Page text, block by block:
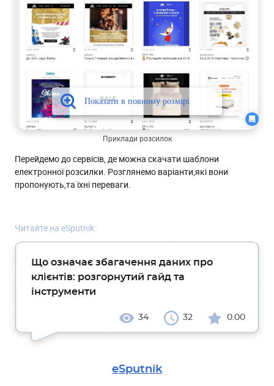
Приклади розсилок
Перейдемо до сервісів, де можна скачати шаблони
електронної розсилки. Розглянемо варіанти,які вони
пропонують,та їхні переваги.
Читайте на eSputnik:
Що означає збагачення даних про
клієнтів: розгорнутий гайд та
інструменти
34 32 0.00
eSputnik